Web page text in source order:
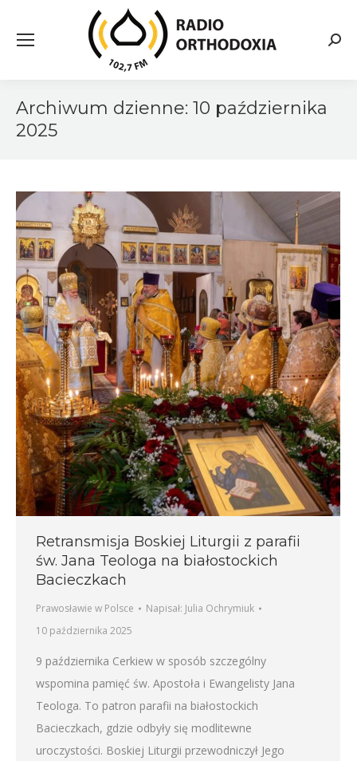
Archiwum dzienne: 10 października
2025
Retransmisja Boskiej Liturgii z parafii
św. Jana Teologa na białostockich
Bacieczkach
Prawosławie w Polsce Napisał: Julia Ochrymiuk
10 października 2025
9 października Cerkiew w sposób szczególny
wspomina pamięć św. Apostoła i Ewangelisty Jana
Teologa. To patron parafii na białostockich
Bacieczkach, gdzie odbyły się modlitewne
uroczystości. Boskiej Liturgii przewodniczył Jego